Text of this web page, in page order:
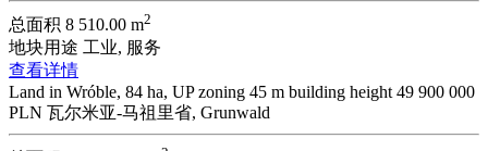
总面积 8 510.00 m2
地块用途 工业, 服务
查看详情
Land in Wróble, 84 ha, UP zoning 45 m building height 49 900 000
PLN 瓦尔米亚-马祖里省, Grunwald